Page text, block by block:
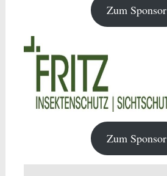
Zum Sponsor
Zum Sponsor